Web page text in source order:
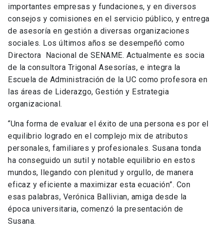
importantes empresas y fundaciones, y en diversos
consejos y comisiones en el servicio público, y entrega
de asesoría en gestión a diversas organizaciones
sociales. Los últimos años se desempeñó como
Directora Nacional de SENAME. Actualmente es socia
de la consultora Trigonal Asesorías, e integra la
Escuela de Administración de la UC como profesora en
las áreas de Liderazgo, Gestión y Estrategia
organizacional.
“Una forma de evaluar el éxito de una persona es por el
equilibrio logrado en el complejo mix de atributos
personales, familiares y profesionales. Susana tonda
ha conseguido un sutil y notable equilibrio en estos
mundos, llegando con plenitud y orgullo, de manera
eficaz y eficiente a maximizar esta ecuación”. Con
esas palabras, Verónica Ballivian, amiga desde la
época universitaria, comenzó la presentación de
Susana.